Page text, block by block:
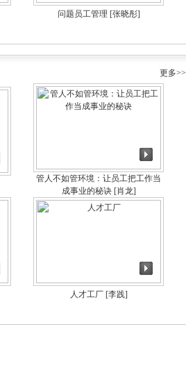
问题员工管理 [张晓彤]
更多>>
管人不如管环境：让员工把工作当
成事业的秘诀[肖龙]
人才工厂[李践]